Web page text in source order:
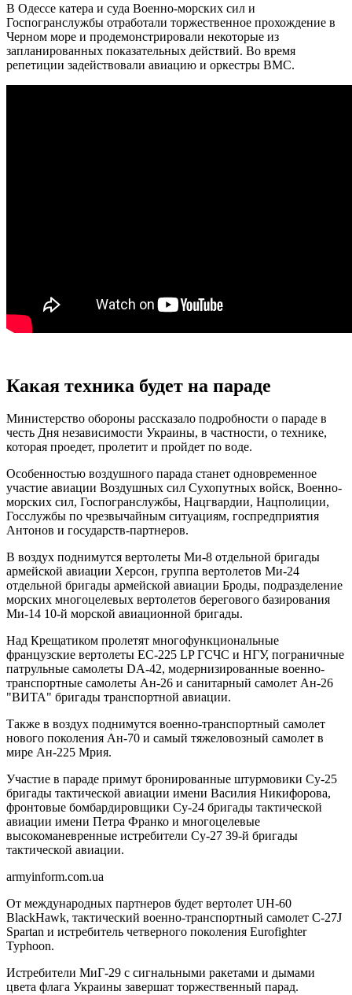
В Одессе катера и суда Военно-морских сил и
Госпогранслужбы отработали торжественное прохождение в
Черном море и продемонстрировали некоторые из
запланированных показательных действий. Во время
репетиции задействовали авиацию и оркестры ВМС.
Какая техника будет на параде
Министерство обороны рассказало подробности о параде в
честь Дня независимости Украины, в частности, о технике,
которая проедет, пролетит и пройдет по воде.
Особенностью воздушного парада станет одновременное
участие авиации Воздушных сил Сухопутных войск, Военно-
морских сил, Госпогранслужбы, Нацгвардии, Нацполиции,
Госслужбы по чрезвычайным ситуациям, госпредприятия
Антонов и государств-партнеров.
В воздух поднимутся вертолеты Ми-8 отдельной бригады
армейской авиации Херсон, группа вертолетов Ми-24
отдельной бригады армейской авиации Броды, подразделение
морских многоцелевых вертолетов берегового базирования
Ми-14 10-й морской авиационной бригады.
Над Крещатиком пролетят многофункциональные
французские вертолеты EC-225 LP ГСЧС и НГУ, пограничные
патрульные самолеты DA-42, модернизированные военно-
транспортные самолеты Ан-26 и санитарный самолет Ан-26
"ВИТА" бригады транспортной авиации.
Также в воздух поднимутся военно-транспортный самолет
нового поколения Ан-70 и самый тяжеловозный самолет в
мире Ан-225 Мрия.
Участие в параде примут бронированные штурмовики Су-25
бригады тактической авиации имени Василия Никифорова,
фронтовые бомбардировщики Су-24 бригады тактической
авиации имени Петра Франко и многоцелевые
высокоманевренные истребители Су-27 39-й бригады
тактической авиации.
armyinform.com.ua
От международных партнеров будет вертолет UH-60
BlackHawk, тактический военно-транспортный самолет C-27J
Spartan и истребитель четверного поколения Eurofighter
Typhoon.
Истребители МиГ-29 с сигнальными ракетами и дымами
цвета флага Украины завершат торжественный парад.